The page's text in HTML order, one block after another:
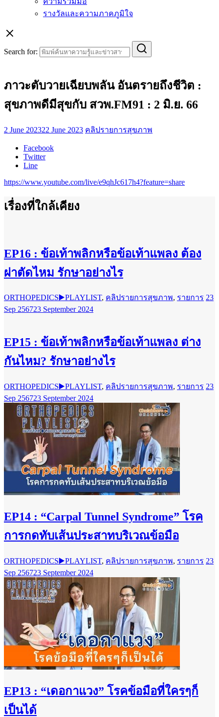
รางวัลและความภาคภูมิใจ
Search for:
ภาวะตับวายเฉียบพลัน อันตรายถึงชีวิต :
สุขภาพดีมีสุขกับ สวพ.FM91 : 2 มิ.ย. 66
2 June 202322 June 2023 คลิปรายการสุขภาพ
Facebook
Twitter
Line
https://www.youtube.com/live/e9qhJc617h4?feature=share
เรื่องที่ใกล้เคียง
EP16 : ข้อเท้าพลิกหรือข้อเท้าแพลง ต้อง
ผ่าตัดไหม รักษาอย่างไร
ORTHOPEDICS▶️PLAYLIST, คลิปรายการสุขภาพ, รายการ 23
Sep 256723 September 2024
EP15 : ข้อเท้าพลิกหรือข้อเท้าแพลง ต่าง
กันไหม? รักษาอย่างไร
ORTHOPEDICS▶️PLAYLIST, คลิปรายการสุขภาพ, รายการ 23
Sep 256723 September 2024
EP14 : “Carpal Tunnel Syndrome” โรค
การกดทับเส้นประสาทบริเวณข้อมือ
ORTHOPEDICS▶️PLAYLIST, คลิปรายการสุขภาพ, รายการ 23
Sep 256723 September 2024
EP13 : “เดอกาแวง” โรคข้อมือที่ใครๆก็
เป็นได้